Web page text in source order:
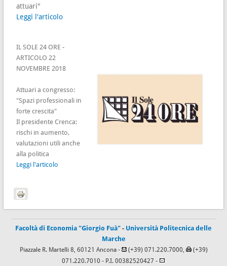
attuari"
Leggi l'articolo
IL SOLE 24 ORE -
ARTICOLO 22
NOVEMBRE 2018
Attuari a congresso:
"Spazi professionali in
forte crescita"
Il presidente Crenca:
rischi in aumento,
valutazioni utili anche
alla politica
Leggi l'articolo
Facoltà di Economia "Giorgio Fuà" - Università Politecnica delle
Marche
Piazzale R. Martelli 8, 60121 Ancona - (+39) 071.220.7000,
(+39)
071.220.7010 - P.I. 00382520427 -